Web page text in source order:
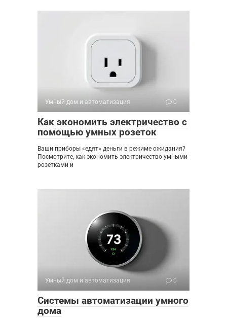
Умный дом и автоматизация 0
Как экономить электричество с
помощью умных розеток
Ваши приборы «едят» деньги в режиме ожидания?
Посмотрите, как экономить электричество умными
розетками и
Умный дом и автоматизация 0
Системы автоматизации умного
дома